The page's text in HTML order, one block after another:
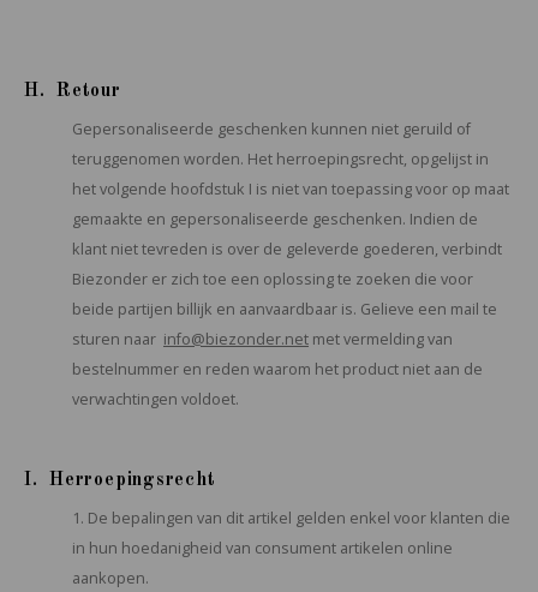
H. Retour
Gepersonaliseerde geschenken kunnen niet geruild of
teruggenomen worden. Het herroepingsrecht, opgelijst in
het volgende hoofdstuk I is niet van toepassing voor op maat
gemaakte en gepersonaliseerde geschenken. Indien de
klant niet tevreden is over de geleverde goederen, verbindt
Biezonder er zich toe een oplossing te zoeken die voor
beide partijen billijk en aanvaardbaar is. Gelieve een mail te
sturen naar info@biezonder.net met vermelding van
bestelnummer en reden waarom het product niet aan de
verwachtingen voldoet.
I. Herroepingsrecht
1. De bepalingen van dit artikel gelden enkel voor klanten die
in hun hoedanigheid van consument artikelen online
aankopen.